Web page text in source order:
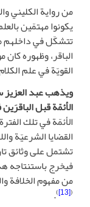
من رواية الكليني
يكونوا مهتمّين
تتشكّل في داخلهم
الباقر، وظهوره كان
القويّة في علم
ويذهب عبد العزيز
الأئمّة قبل
الأئمّة في تلك
القضايا الشرعيّة
تشتمل على وثائق
فيخرج باستنتاجه
من مفهوم الخلافة
(
[13]
)
.